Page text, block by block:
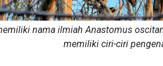
nama ilmiah Anastomus
memiliki ciri-ciri